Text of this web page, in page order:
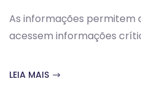
As informações permitem
acessem informações
LEIA MAIS